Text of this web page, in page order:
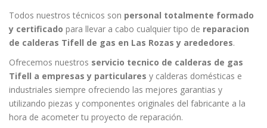
Todos nuestros técnicos son personal totalmente formado
y certificado para llevar a cabo cualquier tipo de reparacion
de calderas Tifell de gas en Las Rozas y arededores.
Ofrecemos nuestros servicio tecnico de calderas de gas
Tifell a empresas y particulares y calderas domésticas e
industriales siempre ofreciendo las mejores garantias y
utilizando piezas y componentes originales del fabricante a la
hora de acometer tu proyecto de reparación.